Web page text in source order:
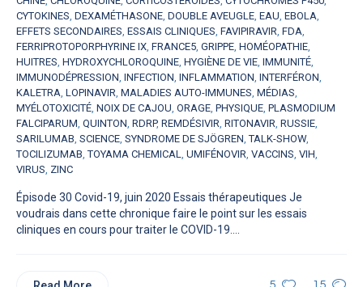
CYTOKINES, DEXAMÉTHASONE, DOUBLE AVEUGLE, EAU, EBOLA,
EFFETS SECONDAIRES, ESSAIS CLINIQUES, FAVIPIRAVIR, FDA,
FERRIPROTOPORPHYRINE IX, FRANCE5, GRIPPE, HOMÉOPATHIE,
HUITRES, HYDROXYCHLOROQUINE, HYGIÈNE DE VIE, IMMUNITÉ,
IMMUNODÉPRESSION, INFECTION, INFLAMMATION, INTERFÉRON,
KALETRA, LOPINAVIR, MALADIES AUTO-IMMUNES, MÉDIAS,
MYÉLOTOXICITÉ, NOIX DE CAJOU, ORAGE, PHYSIQUE, PLASMODIUM
FALCIPARUM, QUINTON, RDRP, REMDÉSIVIR, RITONAVIR, RUSSIE,
SARILUMAB, SCIENCE, SYNDROME DE SJÖGREN,TALK-SHOW,
TOCILIZUMAB,TOYAMA CHEMICAL, UMIFÉNOVIR, VACCINS, VIH,
VIRUS, ZINC
Épisode 30 Covid-19, juin 2020 Essais thérapeutiques Je
voudrais dans cette chronique faire le point sur les essais
cliniques en cours pour traiter le COVID-19....